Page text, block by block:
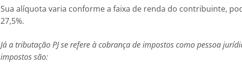
Sua alíquota varia conforme a faixa de renda do contribuinte,
27,5%.
Já a tributação PJ se refere à cobrança de impostos como pessoa
impostos são: